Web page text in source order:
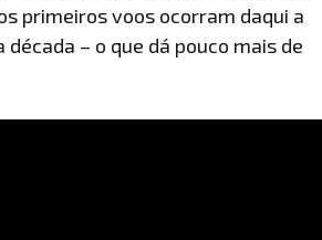
primeiros voos ocorram daqui a
– o que dá pouco mais de